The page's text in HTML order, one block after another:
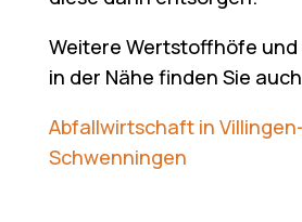
Weitere Wertstoffhöfe
in der Nähe finden Sie
Abfallwirtschaft in Villingen-
Schwenningen